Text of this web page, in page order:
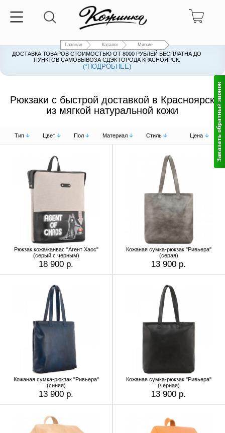
Главная Каталог Мягкие
ДОСТАВКА ТОВАРОВ СТОИМОСТЬЮ ОТ 8000 РУБЛЕЙ БЕСПЛАТНА ДО
ПУНКТОВ САМОВЫВОЗА СДЭК ГОРОДА КРАСНОЯРСК.
(*ПОДРОБНЕЕ)
Рюкзаки с быстрой доставкой в Красноярск
из мягкой натуральной кожи
Тип Цвет Пол Материал Стиль Цена
Рюкзак кожа/канвас "Агент Хаос"
(серый с черным)
18 900 р.
Кожаная сумка-рюкзак "Ривьера"
(серая)
13 900 р.
Кожаная сумка-рюкзак "Ривьера"
(синяя)
13 900 р.
Кожаная сумка-рюкзак "Ривьера"
(черная)
13 900 р.